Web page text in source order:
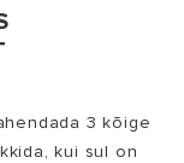
3 kõige
kui sul on